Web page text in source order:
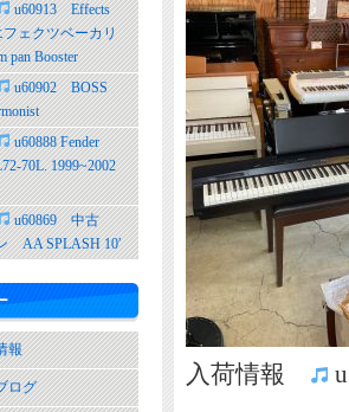
入荷情報
u60913 Effects
フェクツベーカリ
pan Booster
u60902 BOSS
u60888 Fender
70L. 1999~2002
u60869 中古
AA SPLASH 10′
報
ログ